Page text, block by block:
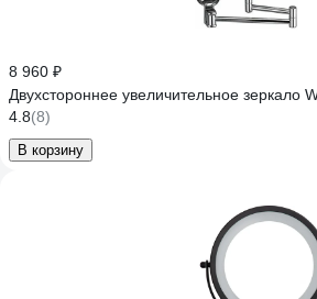
8 960 ₽
Двухстороннее увеличительное зеркало
4.8(8)
В корзину